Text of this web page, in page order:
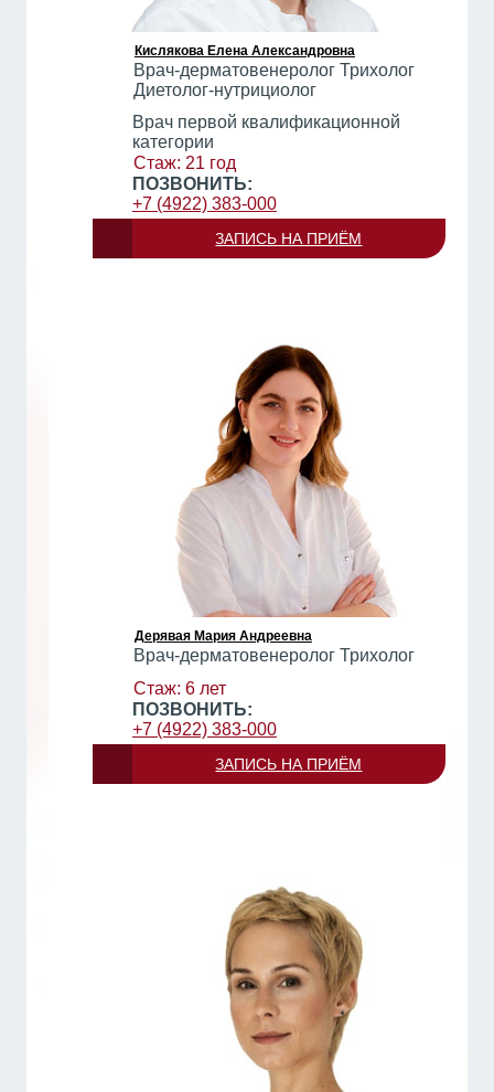
Кислякова Елена Александровна
Врач-дерматовенеролог Трихолог
Диетолог-нутрициолог
Врач первой квалификационной
категории
Стаж: 21 год
ПОЗВОНИТЬ:
+7 (4922) 383-000
ЗАПИСЬ НА ПРИЁМ
Дерявая Мария Андреевна
Врач-дерматовенеролог Трихолог
Стаж: 6 лет
ПОЗВОНИТЬ:
+7 (4922) 383-000
ЗАПИСЬ НА ПРИЁМ